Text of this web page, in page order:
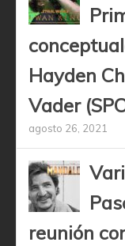
Hayden
Vader
agosto 26, 2021
reunión